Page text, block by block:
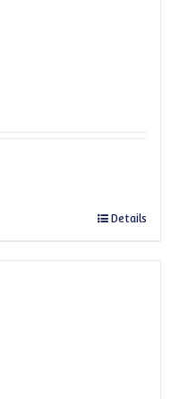
weist mehrere Varianten
Details